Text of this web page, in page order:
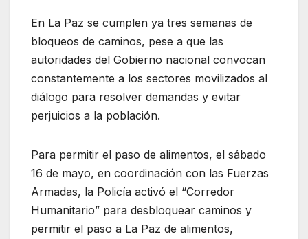
En La Paz se cumplen ya tres semanas de
bloqueos de caminos, pese a que las
autoridades del Gobierno nacional convocan
constantemente a los sectores movilizados al
diálogo para resolver demandas y evitar
perjuicios a la población.
Para permitir el paso de alimentos, el sábado
16 de mayo, en coordinación con las Fuerzas
Armadas, la Policía activó el “Corredor
Humanitario” para desbloquear caminos y
permitir el paso a La Paz de alimentos,